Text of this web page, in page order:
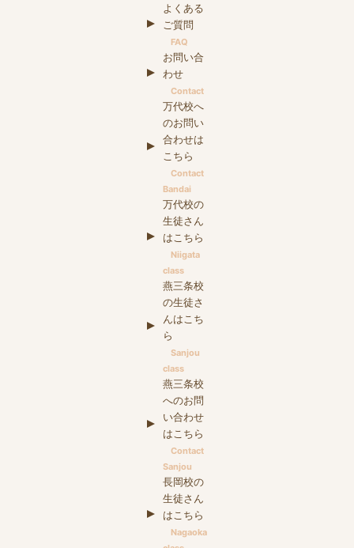
よくある
ご質問
FAQ
お問い合
わせ
Contact
万代校へ
のお問い
合わせは
こちら
Contact
Bandai
万代校の
生徒さん
はこちら
Niigata
class
燕三条校
の生徒さ
んはこち
ら
Sanjou
class
燕三条校
へのお問
い合わせ
はこちら
Contact
Sanjou
長岡校の
生徒さん
はこちら
Nagaoka